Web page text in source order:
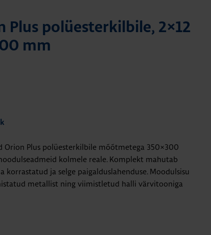
Plus polüesterkilbile, 2×12
mm
Plus polüesterkilbile mõõtmetega 350×300
kolmele reale. Komplekt mahutab
korrastatud ja selge paigalduslahenduse. Moodulsisu
metallist ning viimistletud halli värvitooniga